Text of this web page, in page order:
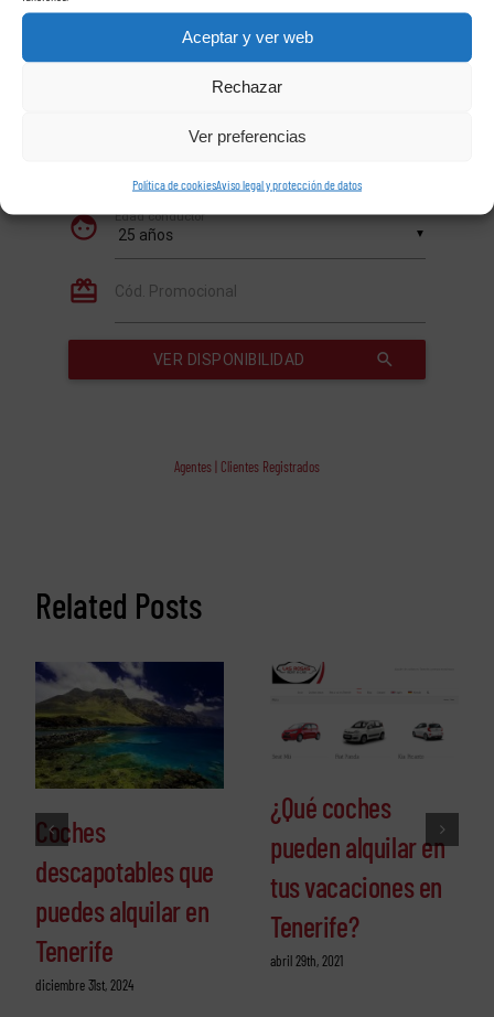
Aceptar y ver web
Rechazar
Ver preferencias
Política de cookiesAviso legal y protección de datos
Agentes | Clientes Registrados
Related Posts
Coches
descapotables que
puedes alquilar en
Tenerife
diciembre 31st, 2024
¿Qué coches
pueden alquilar en
tus vacaciones en
Tenerife?
abril 29th, 2021